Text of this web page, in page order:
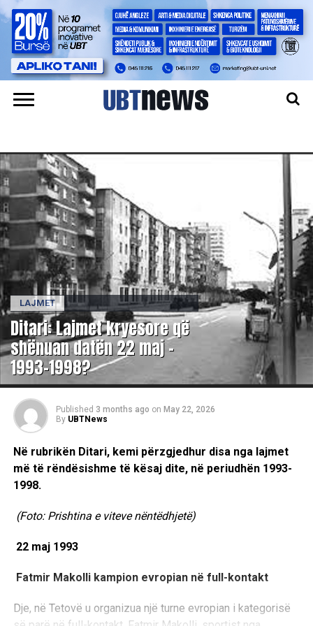
LAJMET
Ditari: Lajmet kryesore që
shënuan datën 22 maj –
1993-1998?
Published 3 months ago on May 22, 2026
By UBTNews
Në rubrikën Ditari, kemi përzgjedhur disa nga lajmet
më të rëndësishme të kësaj dite, në periudhën 1993-
1998.
(Foto: Prishtina e viteve nëntëdhjetë)
22 maj 1993
Fatmir Makolli kampion evropian në full-kontakt
Dje, në Tetovë u organizua një turne evropian i kategorisë